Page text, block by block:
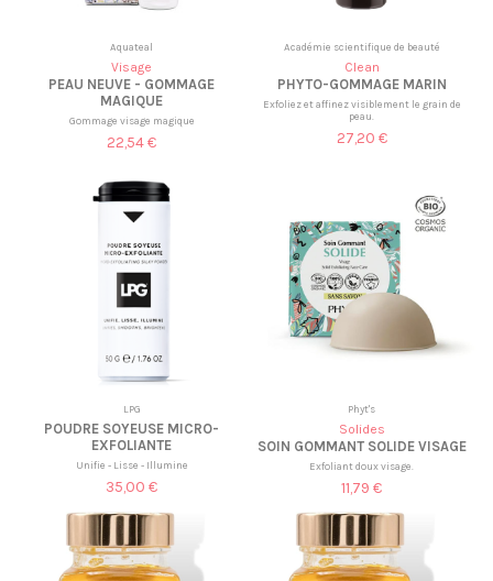
Aquateal
Visage
PEAU NEUVE - GOMMAGE
MAGIQUE
Gommage visage magique
22,54 €
Académie scientifique de beauté
Clean
PHYTO-GOMMAGE MARIN
Exfoliez et affinez visiblement le grain de
peau.
27,20 €
LPG
POUDRE SOYEUSE MICRO-
EXFOLIANTE
Unifie - Lisse - Illumine
35,00 €
Phyt's
Solides
SOIN GOMMANT SOLIDE VISAGE
Exfoliant doux visage.
11,79 €